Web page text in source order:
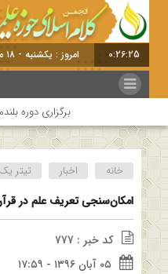
0:26:26 امروز : یکشنبه - ۱۸ مرداد - ۱۴۰۵
برگزاری دوره
خانه اخبار تیتر یک
امکان‌سنجی تعریف علم در
کد خبر : 777
۰۵ آبان ۱۳۹۶ - ۱۷:۵۹